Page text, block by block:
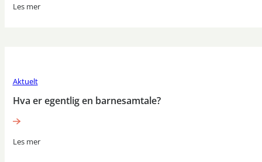
Les mer
Aktuelt
Hva er egentlig en barnesamtale?
Les mer